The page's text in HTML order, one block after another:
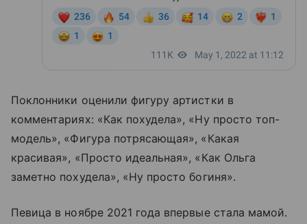
Поклонники оценили фигуру артистки в
комментариях: «Как похудела», «Ну просто топ-
модель», «Фигура потрясающая», «Какая
красивая», «Просто идеальная», «Как Ольга
заметно похудела», «Ну просто богиня».
Певица в ноябре 2021 года впервые стала мамой.